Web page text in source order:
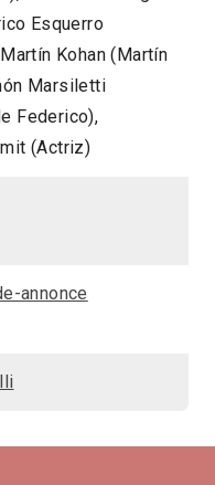
Esquerro
Kohan (Martín
Marsiletti
Federico),
(Actriz)
annonce